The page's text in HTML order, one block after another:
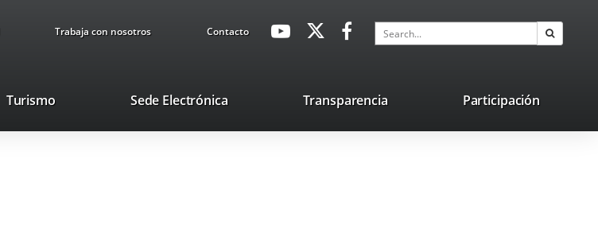
Trabaja con nosotros ContactoavaHeaderSocial
Link
Link
application.
application.
Search
TurismoThis
will
Sede ElectrónicaLink
external
Transparencia Participación